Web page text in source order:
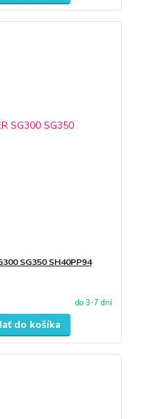
SG350 SH40PP94
do 3-7 dní
do košíka